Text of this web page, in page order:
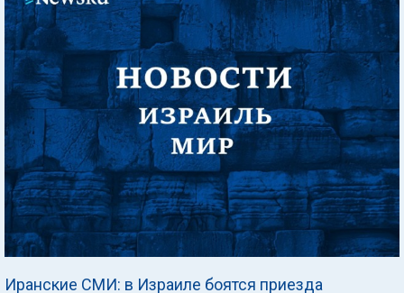
Иранские СМИ: в Израиле боятся приезда